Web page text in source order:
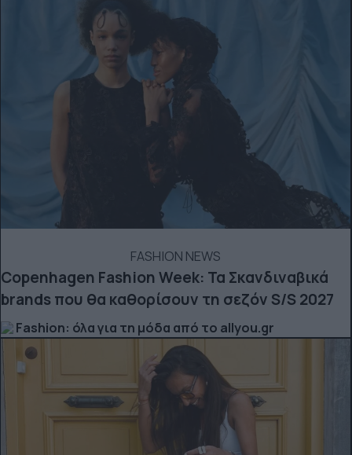
FASHION NEWS
Copenhagen Fashion Week: Τα Σκανδιναβικά
brands που θα καθορίσουν τη σεζόν S/S 2027
Fashion: όλα για τη μόδα από το allyou.gr